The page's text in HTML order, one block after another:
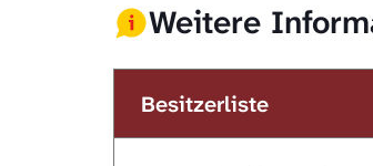
Weitere
Besitzerliste